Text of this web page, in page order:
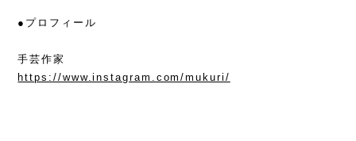
●プロフィール
手芸作家
https://www.instagram.com/mukuri/